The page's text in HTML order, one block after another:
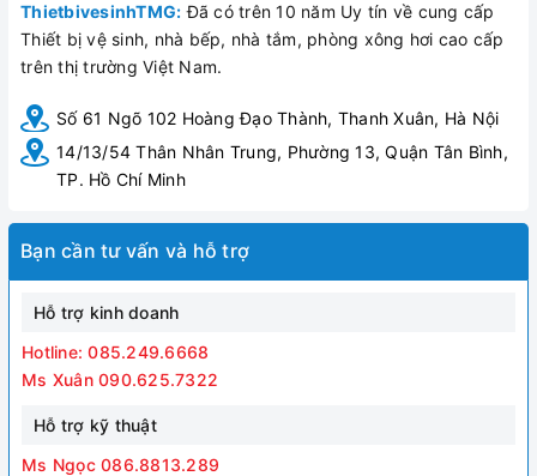
ThietbivesinhTMG: Đã có trên 10 năm Uy tín về cung cấp
Thiết bị vệ sinh, nhà bếp, nhà tắm, phòng xông hơi cao cấp
trên thị trường Việt Nam.
Số 61 Ngõ 102 Hoàng Đạo Thành, Thanh Xuân, Hà Nội
14/13/54 Thân Nhân Trung, Phường 13, Quận Tân Bình,
TP. Hồ Chí Minh
Bạn cần tư vấn và hỗ trợ
Hỗ trợ kinh doanh
Hotline: 085.249.6668
Ms Xuân 090.625.7322
Hỗ trợ kỹ thuật
Ms Ngọc 086.8813.289